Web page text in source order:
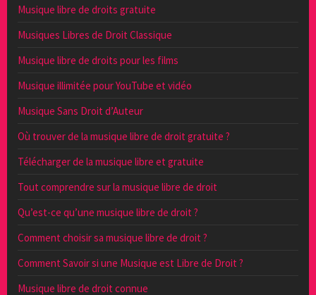
Musique libre de droits gratuite
Musiques Libres de Droit Classique
Musique libre de droits pour les films
Musique illimitée pour YouTube et vidéo
Musique Sans Droit d’Auteur
Où trouver de la musique libre de droit gratuite ?
Télécharger de la musique libre et gratuite
Tout comprendre sur la musique libre de droit
Qu’est-ce qu’une musique libre de droit ?
Comment choisir sa musique libre de droit ?
Comment Savoir si une Musique est Libre de Droit ?
Musique libre de droit connue